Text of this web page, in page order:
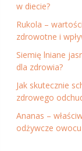
w diecie?
Rukola –
zdrowotne i
Siemię lniane
dla zdrowia?
Jak skutecznie
zdrowego
Ananas –
odżywcze